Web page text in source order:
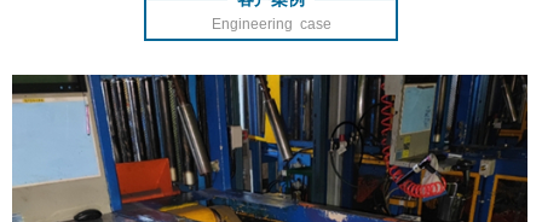
Engineering case